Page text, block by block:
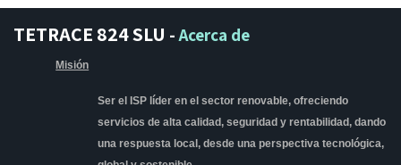
TETRACE 824 SLU -Acerca de
Misión
Ser el ISP líder en el sector renovable, ofreciendo
servicios de alta calidad, seguridad y rentabilidad, dando
una respuesta local, desde una perspectiva tecnológica,